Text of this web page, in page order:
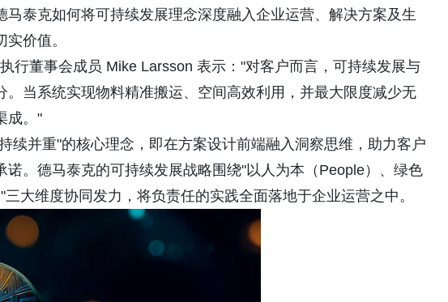
泰克如何将可持续发展理念深度融入企业运营、解决方案及生
价值。
行董事会成员 Mike Larsson 表示："对客户而言，可持续发展与
当系统实现物料精准搬运、空间高效利用，并最大限度减少无
成。"
续并重"的核心理念，即在方案设计前端融入洞察思维，助力客户
。德马泰克的可持续发展战略围绕"以人为本（People）、绿色
大维度协同发力，将负责任的实践全面落地于企业运营之中。